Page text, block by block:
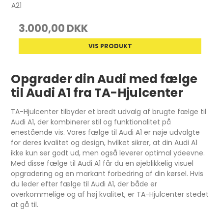
A21
3.000,00 DKK
VIS PRODUKT
Opgrader din Audi med fælge
til Audi A1 fra TA-Hjulcenter
TA-Hjulcenter tilbyder et bredt udvalg af brugte fælge til
Audi A1, der kombinerer stil og funktionalitet på
enestående vis. Vores fælge til Audi A1 er nøje udvalgte
for deres kvalitet og design, hvilket sikrer, at din Audi A1
ikke kun ser godt ud, men også leverer optimal ydeevne.
Med disse fælge til Audi A1 får du en øjeblikkelig visuel
opgradering og en markant forbedring af din kørsel. Hvis
du leder efter fælge til Audi A1, der både er
overkommelige og af høj kvalitet, er TA-Hjulcenter stedet
at gå til.